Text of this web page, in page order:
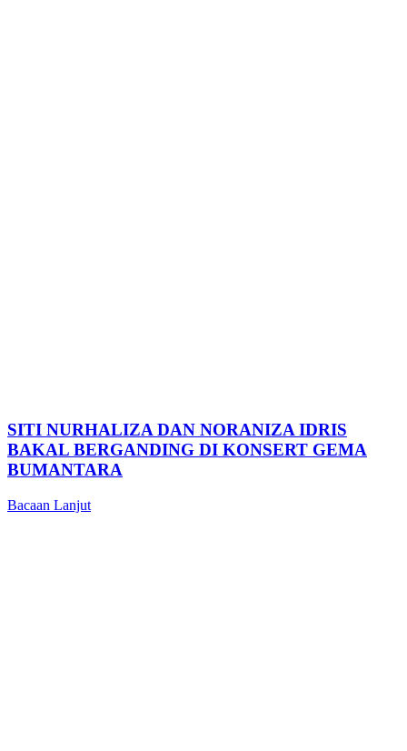
SITI NURHALIZA DAN NORANIZA IDRIS
BAKAL BERGANDING DI KONSERT GEMA
BUMANTARA
Bacaan Lanjut